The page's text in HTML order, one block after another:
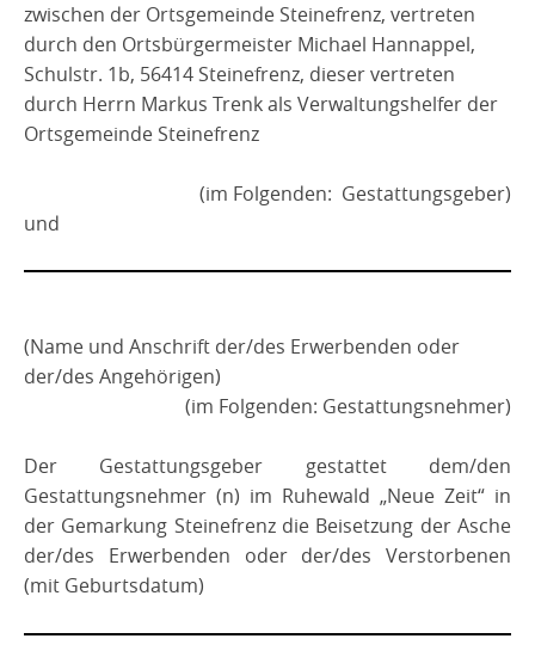
Satzungen
Lageplan
Gemeinderat
Ausschüsse
Dorfentwicklung
Übersicht_Widmung
Ortsgeschichte
Zeittafel
Ortsvorsteher
Kirchl. Einrichtungen
Katholische Kirche
Evangelische Kirche
Feuerwehr
Aktive
Jugend
Chronik
Kontakt
Kultur
Frenzer Fastnacht
LARP-Verein
Senioren
Männergesangverein
Kirchenchor
Beerdigungskaffee
Sport
Gewässer
Fischerfest
Kontakt
Der Vorstand
Trainingszeiten
Spielvereinigung
TTC Steinefrenz
Vorstand
Chronik
Kontakt
Bouleplatzkalender
Boulespielregeln
DGH Brencede
Anfrage DGH
Aktuelles
DGH Kalender
Getränkesortiment
Nutzungsordnung
Hallenbelegung Vereine
Grundriss DGH
Ruhewald "Neue Zeit"
Satzung
Gestattungsvertrag
Katastrophenschutz
Fahr mit
Suche - Biete-Pinwand
Veranstaltungskalender
zwischen der Ortsgemeinde Steinefrenz, vertreten
durch den Ortsbürgermeister Michael Hannappel,
Schulstr. 1b, 56414 Steinefrenz, dieser vertreten
durch Herrn Markus Trenk als Verwaltungshelfer der
Ortsgemeinde Steinefrenz
(im Folgenden: Gestattungsgeber)
und
(Name und Anschrift der/des Erwerbenden oder
der/des Angehörigen)
(im Folgenden: Gestattungsnehmer)
Der Gestattungsgeber gestattet dem/den
Gestattungsnehmer (n) im Ruhewald „Neue Zeit“ in
der Gemarkung Steinefrenz die Beisetzung der Asche
der/des Erwerbenden oder der/des Verstorbenen
(mit Geburtsdatum)